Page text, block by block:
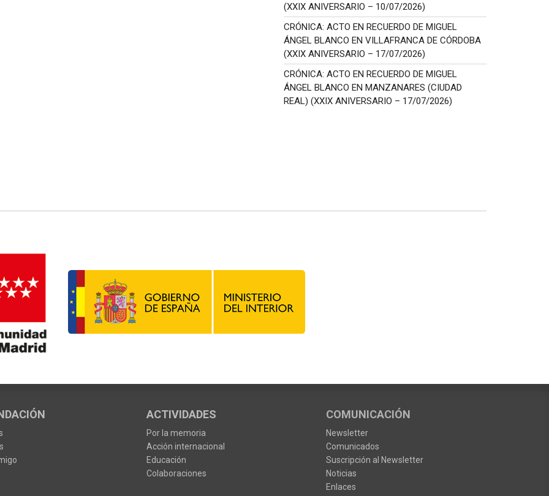
(XXIX ANIVERSARIO – 10/07/2026)
CRÓNICA: ACTO EN RECUERDO DE MIGUEL
ÁNGEL BLANCO EN VILLAFRANCA DE CÓRDOBA
(XXIX ANIVERSARIO – 17/07/2026)
CRÓNICA: ACTO EN RECUERDO DE MIGUEL
ÁNGEL BLANCO EN MANZANARES (CIUDAD
REAL) (XXIX ANIVERSARIO – 17/07/2026)
ACTIVIDADES
Por la memoria
Acción internacional
Educación
Colaboraciones
COMUNICACIÓN
Newsletter
Comunicados
Suscripción al Newsletter
Noticias
Enlaces